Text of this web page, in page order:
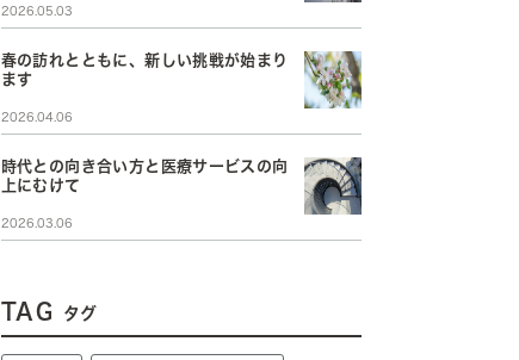
2026.05.03
春の訪れとともに、新しい挑戦が始まり
ます
2026.04.06
時代との向き合い方と医療サービスの向
上にむけて
2026.03.06
TAG タグ